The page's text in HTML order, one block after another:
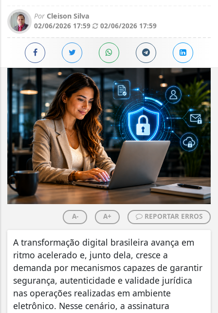
Por Cleison Silva
02/06/2026 17:59
02/06/2026 17:59
A- A+ REPORTAR ERROS
A transformação digital brasileira avança em
ritmo acelerado e, junto dela, cresce a
demanda por mecanismos capazes de garantir
segurança, autenticidade e validade jurídica
nas operações realizadas em ambiente
eletrônico. Nesse cenário, a assinatura